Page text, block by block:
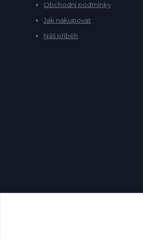
Obchodní podmínky
Jak nakupovat
Náš příběh